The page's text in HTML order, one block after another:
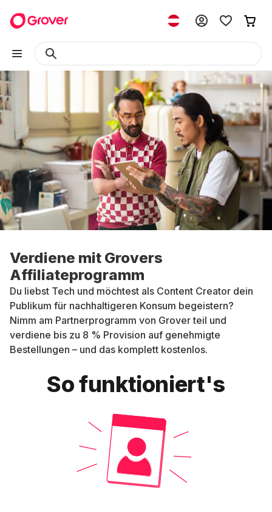
Verdiene mit Grovers
Affiliateprogramm
Du liebst Tech und möchtest als Content Creator dein
Publikum für nachhaltigeren Konsum begeistern?
Nimm am Partnerprogramm von Grover teil und
verdiene bis zu 8 % Provision auf genehmigte
Bestellungen – und das komplett kostenlos.
So funktioniert's